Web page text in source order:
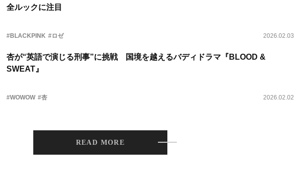
全ルックに注目
#BLACKPINK #ロゼ 2026.02.03
杏が“英語で演じる刑事”に挑戦 国境を越えるバディドラマ『BLOOD &
SWEAT』
#WOWOW #杏 2026.02.02
READ MORE